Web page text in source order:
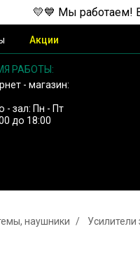
💛💙 Мы работаем!
Акции
РАБОТЫ:
- магазин:
- зал: Пн - Пт
до 18:00
наушники Усилители